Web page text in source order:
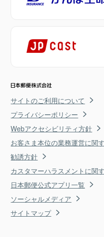
サイトのご利用について
プライバシーポリシー
Webアクセシビリティ方針
お客さま本位の業務運営に関
勧誘方針
カスタマーハラスメントに関
日本郵便公式アプリ一覧
ソーシャルメディア
サイトマップ